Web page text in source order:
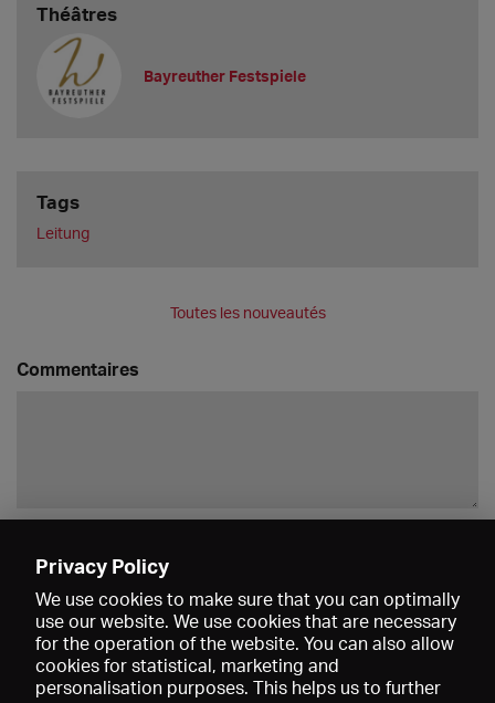
Théâtres
Bayreuther Festspiele
Tags
Leitung
Toutes les nouveautés
Commentaires
Privacy Policy
We use cookies to make sure that you can optimally
use our website. We use cookies that are necessary
for the operation of the website. You can also allow
cookies for statistical, marketing and
personalisation purposes. This helps us to further